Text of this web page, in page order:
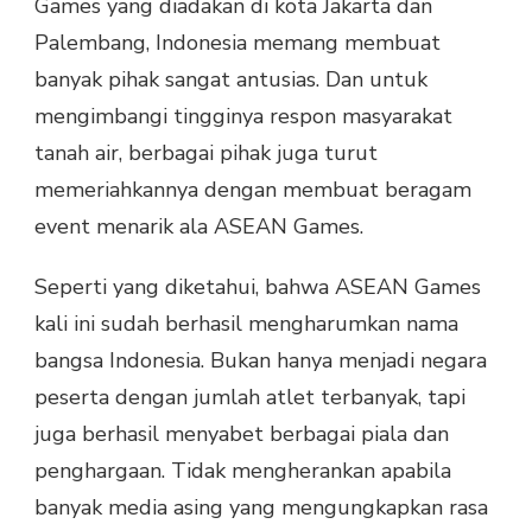
Games yang diadakan di kota Jakarta dan
Palembang, Indonesia memang membuat
banyak pihak sangat antusias. Dan untuk
mengimbangi tingginya respon masyarakat
tanah air, berbagai pihak juga turut
memeriahkannya dengan membuat beragam
event menarik ala ASEAN Games.
Seperti yang diketahui, bahwa ASEAN Games
kali ini sudah berhasil mengharumkan nama
bangsa Indonesia. Bukan hanya menjadi negara
peserta dengan jumlah atlet terbanyak, tapi
juga berhasil menyabet berbagai piala dan
penghargaan. Tidak mengherankan apabila
banyak media asing yang mengungkapkan rasa